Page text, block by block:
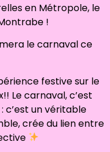
en Métropole, le
!
le carnaval ce
festive sur le
Le carnaval, c’est
c’est un véritable
crée du lien entre